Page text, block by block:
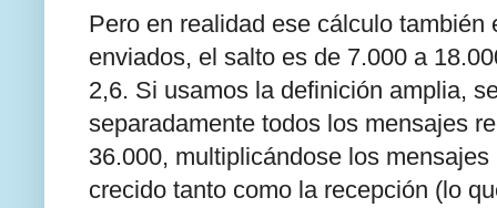
Pero en realidad ese cálculo
enviados, el salto es de 7.000 a
2,6. Si usamos la definición amplia,
separadamente todos los mensajes
36.000, multiplicándose los
crecido tanto como la recepción (lo